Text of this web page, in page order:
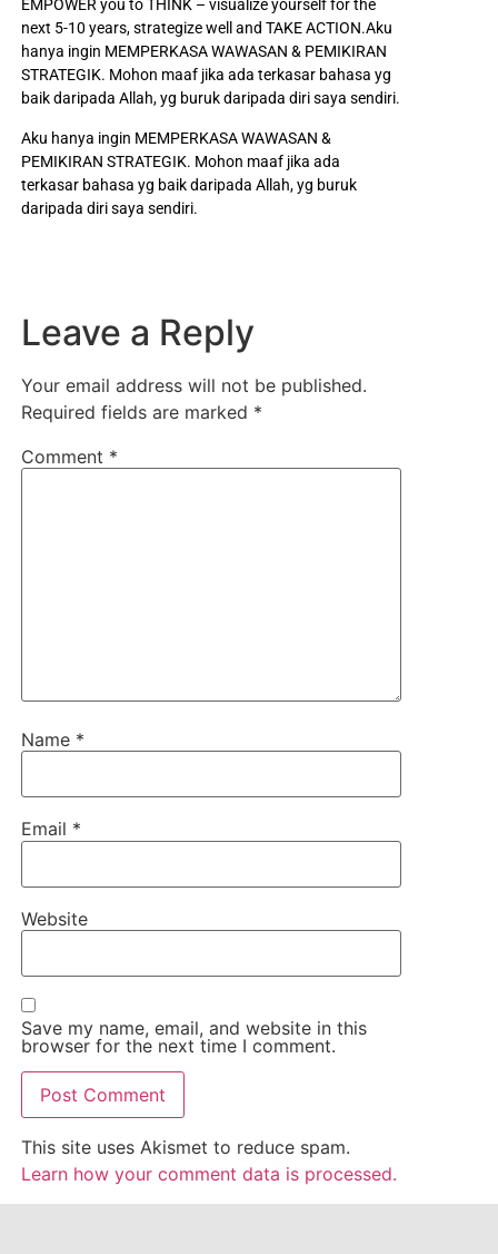
EMPOWER you to THINK – visualize yourself for the
next 5-10 years, strategize well and TAKE ACTION.Aku
hanya ingin MEMPERKASA WAWASAN & PEMIKIRAN
STRATEGIK. Mohon maaf jika ada terkasar bahasa yg
baik daripada Allah, yg buruk daripada diri saya sendiri.
Aku hanya ingin MEMPERKASA WAWASAN &
PEMIKIRAN STRATEGIK. Mohon maaf jika ada
terkasar bahasa yg baik daripada Allah, yg buruk
daripada diri saya sendiri.
Leave a Reply
Your email address will not be published.
Required fields are marked *
Comment *
Name *
Email *
Website
Save my name, email, and website in this
browser for the next time I comment.
This site uses Akismet to reduce spam.
Learn how your comment data is processed.